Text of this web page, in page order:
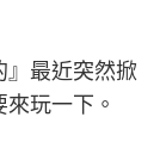
』最近突然掀
玩一下。